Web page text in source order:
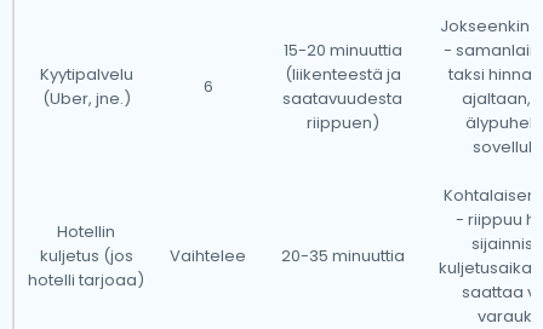
varoitusajalla.Kuitenkin suosittelemme varaamaan
lentokenttäkuljetuksesi verkossa verkkosivustomme
kautta varmistaaksesi sujuvan ja stressittömän
Luxemburgissa on hyvin kehittynyt taksipalvelu, ja
haluamme opastaa sinua joissakin yleisimmissä
kysymyksissä lentokenttäkuljetustaksin käytöstä.
Kyytipalvelu
(Uber, jne.)
6
15-20 minuuttia
(liikenteestä ja
saatavuudesta
riippuen)
Jokseenkin
-
taksi
ajaltaan,
Hotellin
kuljetus (jos
hotelli tarjoaa)
Vaihtelee 20-35 minuuttia
Kohtalaisen
- riippuu
saattaa